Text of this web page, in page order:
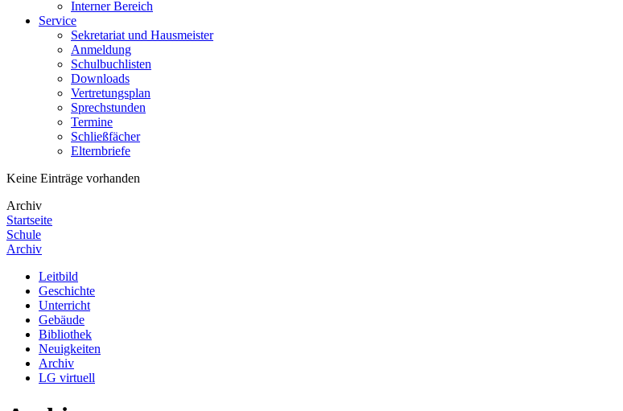
Interner Bereich
Service
Sekretariat und Hausmeister
Anmeldung
Schulbuchlisten
Downloads
Vertretungsplan
Sprechstunden
Termine
Schließfächer
Elternbriefe
Keine Einträge vorhanden
Archiv
Startseite
Schule
Archiv
Leitbild
Geschichte
Unterricht
Gebäude
Bibliothek
Neuigkeiten
Archiv
LG virtuell